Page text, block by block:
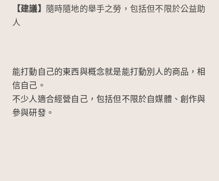
【建議】
隨時隨地的舉手之勞，包括但不限於公益助
人
能打動自己的東西與概念就是能打動別人的商品，相
信自己。
不少人適合經營自己，包括但不限於自媒體、創作與
參與研發。